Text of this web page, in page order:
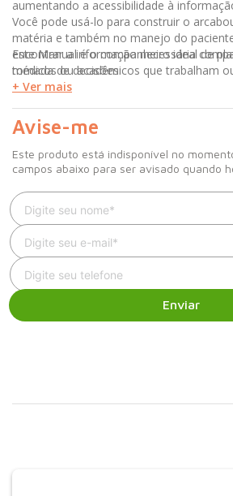
aumentando a acessibilidade à
Você pode usá-lo para construir o
matéria e também no manejo do
encontrar a informação necessária
tomada de decisões.
Este Manual é o companheiro ideal de
médicos ou acadêmicos que trabalham
em salas de emergência e atendendo
+ Ver mais
Avise-me
Este produto está indisponível no
campos abaixo para ser avisado quando
Enviar